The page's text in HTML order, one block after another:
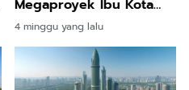
Megaproyek Ibu Kota
Nusantara
4 minggu yang lalu